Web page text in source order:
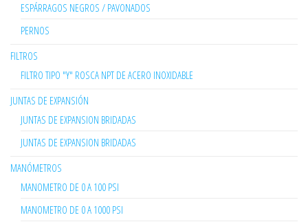
ESPÁRRAGOS NEGROS / PAVONADOS
PERNOS
FILTROS
FILTRO TIPO "Y" ROSCA NPT DE ACERO INOXIDABLE
JUNTAS DE EXPANSIÓN
JUNTAS DE EXPANSION BRIDADAS
JUNTAS DE EXPANSION BRIDADAS
MANÓMETROS
MANOMETRO DE 0 A 100 PSI
MANOMETRO DE 0 A 1000 PSI